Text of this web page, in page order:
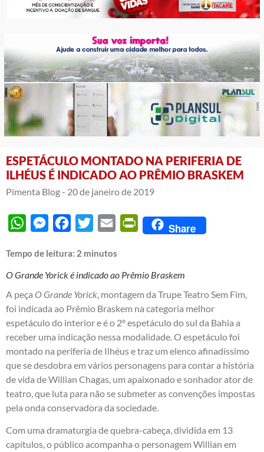
ESPETÁCULO MONTADO NA PERIFERIA DE
ILHÉUS É INDICADO AO PRÊMIO BRASKEM
Pimenta Blog - 20 de janeiro de 2019
WhatsAppMessengerFacebook
Twitter Email PrintFriendly
Share
Tempo de leitura: 2 minutos
O Grande Yorick é indicado ao Prêmio Braskem
A peça O Grande Yorick, montagem da Trupe Teatro Sem Fim,
foi indicada ao Prêmio Braskem na categoria melhor
espetáculo do interior e é o 2º espetáculo do sul da Bahia a
receber uma indicação nessa modalidade. O espetáculo foi
montado na periferia de Ilhéus e traz um elenco afinadíssimo
que se desdobra em vários personagens para contar a história
de vida de Willian Chagas, um apaixonado e sonhador ator de
teatro, que luta para não se submeter as convenções impostas
pela onda conservadora da sociedade.
Com uma dramaturgia de quebra-cabeça, dividida em 13
capítulos, o público acompanha o personagem Willian em